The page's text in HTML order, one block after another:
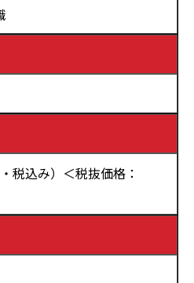
税込み）＜税抜価格：